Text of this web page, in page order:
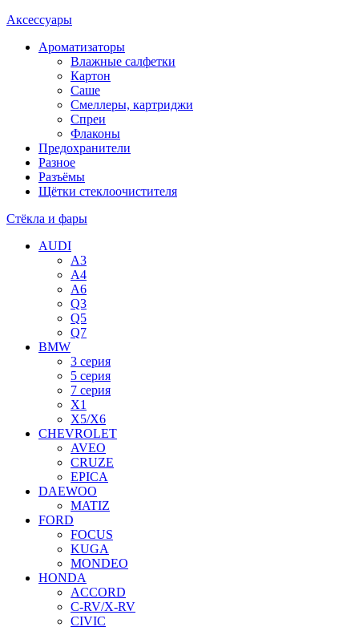
Аксессуары
Ароматизаторы
Влажные салфетки
Картон
Саше
Смеллеры, картриджи
Спреи
Флаконы
Предохранители
Разное
Разъёмы
Щётки стеклоочистителя
Стёкла и фары
AUDI
A3
A4
A6
Q3
Q5
Q7
BMW
3 серия
5 серия
7 серия
X1
X5/X6
CHEVROLET
AVEO
CRUZE
EPICA
DAEWOO
MATIZ
FORD
FOCUS
KUGA
MONDEO
HONDA
ACCORD
C-RV/X-RV
CIVIC